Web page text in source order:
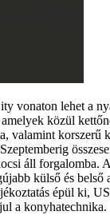
vonaton lehet a
közül
valamint korszerű
áll forgalomba.
külső és belső
épül ki,
a konyhatechnika.